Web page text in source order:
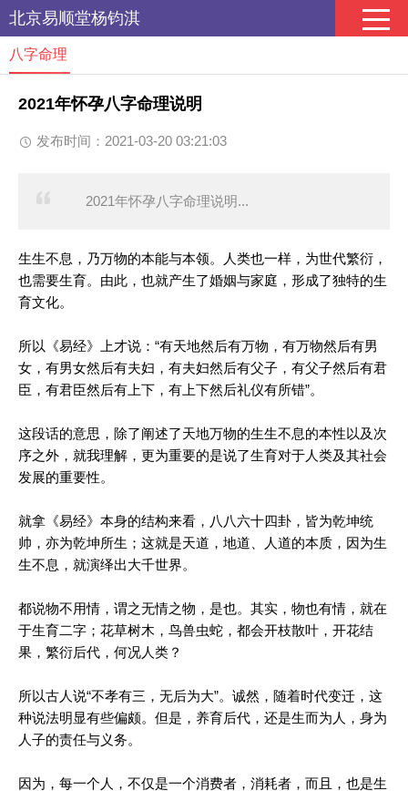
北京易顺堂杨钧淇
八字命理
2021年怀孕八字命理说明
发布时间：2021-03-20 03:21:03
2021年怀孕八字命理说明...
生生不息，乃万物的本能与本领。人类也一样，为世代繁衍，
也需要生育。由此，也就产生了婚姻与家庭，形成了独特的生
育文化。
所以《易经》上才说：“有天地然后有万物，有万物然后有男
女，有男女然后有夫妇，有夫妇然后有父子，有父子然后有君
臣，有君臣然后有上下，有上下然后礼仪有所错”。
这段话的意思，除了阐述了天地万物的生生不息的本性以及次
序之外，就我理解，更为重要的是说了生育对于人类及其社会
发展的重要性。
就拿《易经》本身的结构来看，八八六十四卦，皆为乾坤统
帅，亦为乾坤所生；这就是天道，地道、人道的本质，因为生
生不息，就演绎出大千世界。
都说物不用情，谓之无情之物，是也。其实，物也有情，就在
于生育二字；花草树木，鸟兽虫蛇，都会开枝散叶，开花结
果，繁衍后代，何况人类？
所以古人说“不孝有三，无后为大”。诚然，随着时代变迁，这
种说法明显有些偏颇。但是，养育后代，还是生而为人，身为
人子的责任与义务。
因为，每一个人，不仅是一个消费者，消耗者，而且，也是生